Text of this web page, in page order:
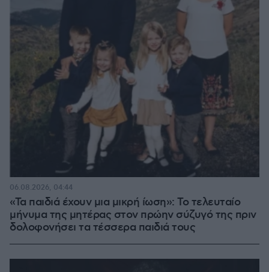
«Τα παιδιά έχουν μια μικρή ίωση»: Το τελευταίο
μήνυμα της μητέρας στον πρώην σύζυγό της πριν
δολοφονήσει τα τέσσερα παιδιά τους
06.08.2026, 04:44